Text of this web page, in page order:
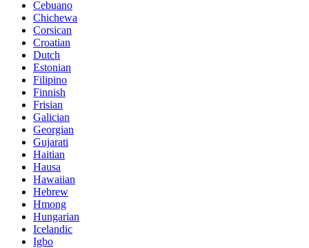
Cebuano
Chichewa
Corsican
Croatian
Dutch
Estonian
Filipino
Finnish
Frisian
Galician
Georgian
Gujarati
Haitian
Hausa
Hawaiian
Hebrew
Hmong
Hungarian
Icelandic
Igbo